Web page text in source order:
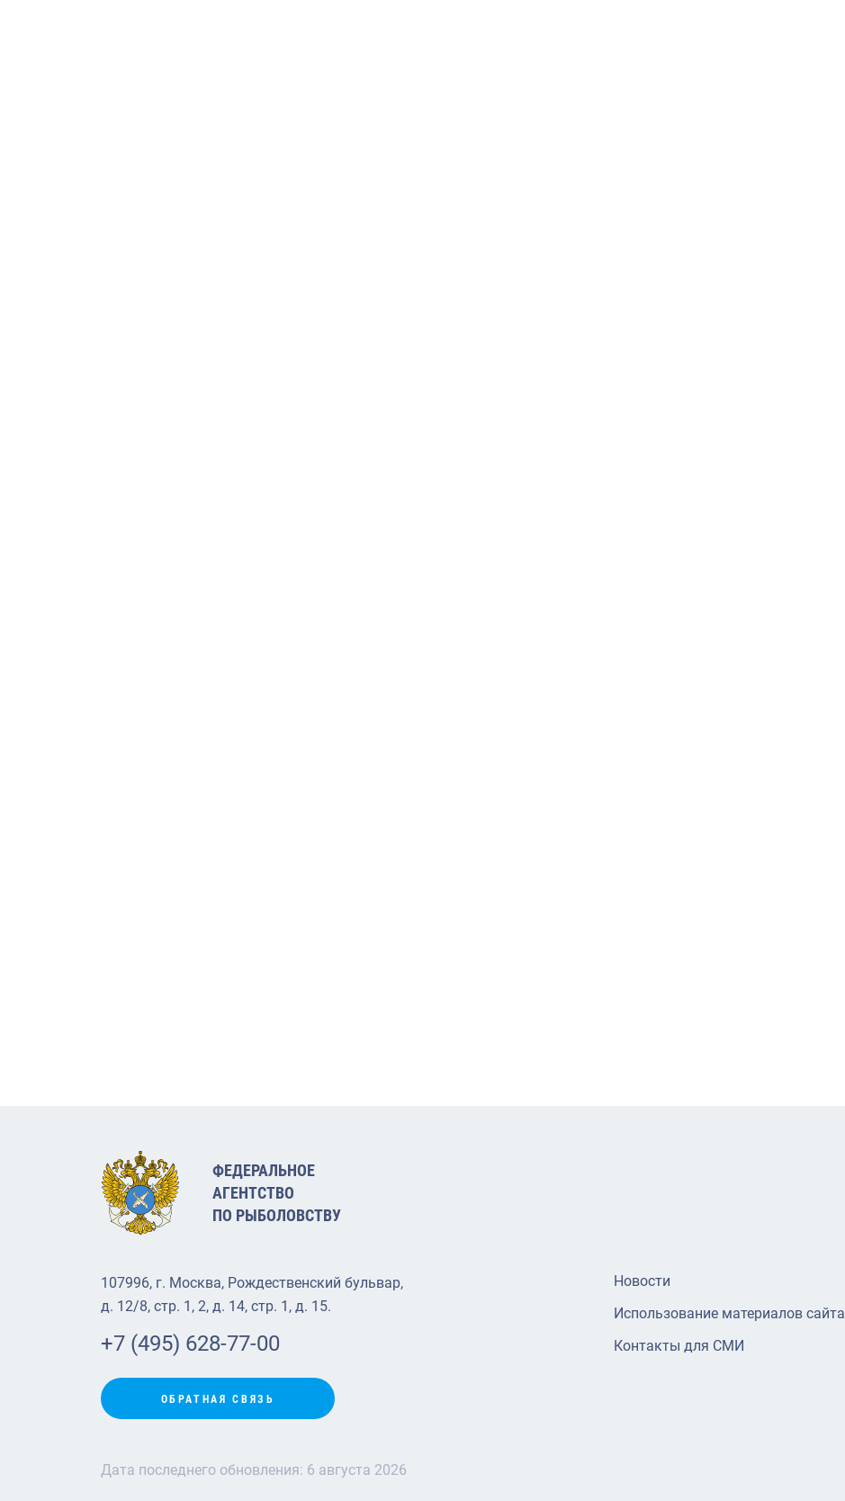
ФЕДЕРАЛЬНОЕ
АГЕНТСТВО
ПО РЫБОЛОВСТВУ
107996, г. Москва, Рождественский бульвар,
д. 12/8, стр. 1, 2, д. 14, стр. 1, д. 15.
+7 (495) 628-77-00
ОБРАТНАЯ СВЯЗЬ
Новости
Использование материалов сайта
Контакты для СМИ
Дата последнего обновления: 6 августа 2026